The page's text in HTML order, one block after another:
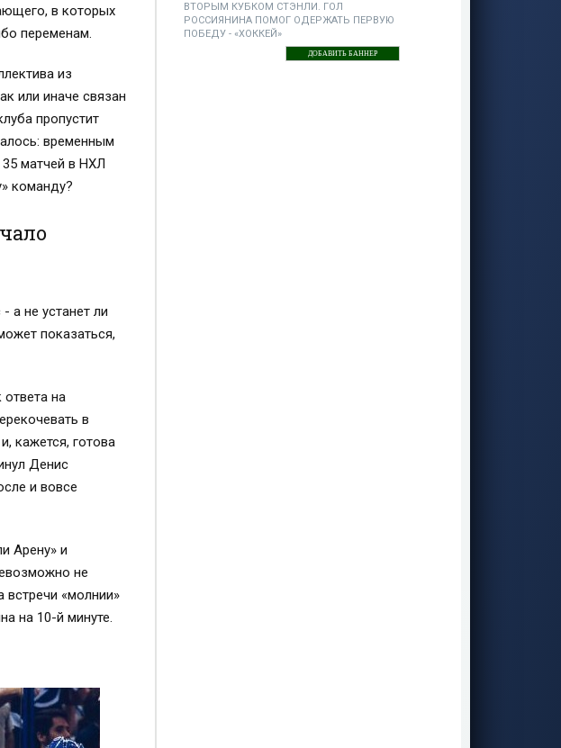
в которых
переменам.
из
или иначе связан
пропустит
временным
матчей в НХЛ
команду?
а не устанет ли
показаться,
ответа на
в
кажется, готова
Денис
и вовсе
Арену» и
не
«молнии»
на 10-й минуте.
ВТОРЫМ КУБКОМ СТЭНЛИ. ГОЛ
РОССИЯНИНА ПОМОГ ОДЕРЖАТЬ ПЕРВУЮ
ПОБЕДУ - «ХОККЕЙ»
ДОБАВИТЬ БАННЕР